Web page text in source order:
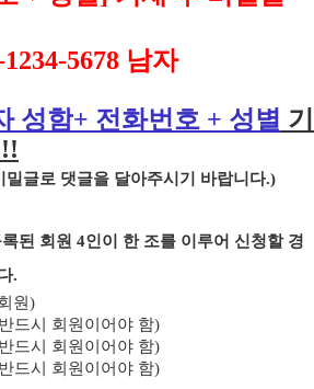
1234-5678 남자
성함+ 전화번호 + 성별 기
글로 댓글을 달아주시기 바랍니다.)
된 회원 4인이 한 조를 이루어 신청할 경
.
원)
드시 회원이어야 함)
드시 회원이어야 함)
드시 회원이어야 함)